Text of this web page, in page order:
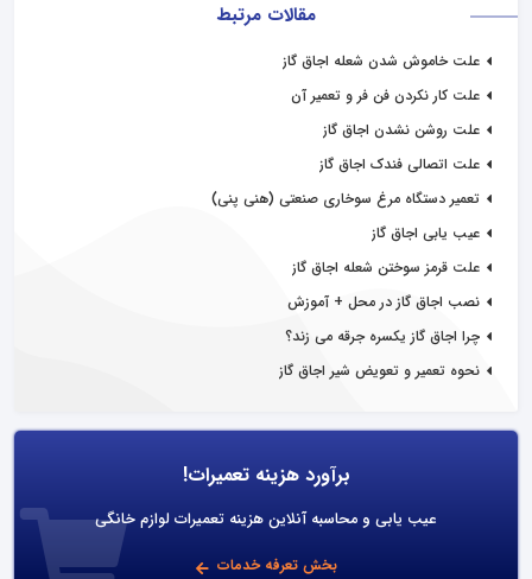
مقالات مرتبط
علت خاموش شدن شعله اجاق گاز
علت کار نکردن فن فر و تعمیر آن
علت روشن نشدن اجاق گاز
علت اتصالی فندک اجاق گاز
تعمیر دستگاه مرغ سوخاری صنعتی (هنی پنی)
عیب یابی اجاق گاز
علت قرمز سوختن شعله اجاق گاز
نصب اجاق گاز در محل + آموزش
چرا اجاق گاز یکسره جرقه می زند؟
نحوه تعمیر و تعویض شیر اجاق گاز
برآورد هزینه تعمیرات!
عیب یابی و محاسبه آنلاین هزینه تعمیرات لوازم خانگی
بخش تعرفه خدمات